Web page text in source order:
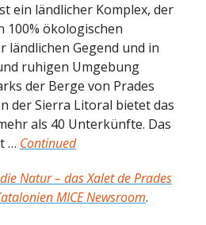
ein ländlicher Komplex, der
100% ökologischen
Gegend und in
ruhigen Umgebung
der Berge von Prades
der Sierra Litoral bietet das
als 40 Unterkünfte. Das
… Continued
Natur – das Xalet de Prades
MICE Newsroom.